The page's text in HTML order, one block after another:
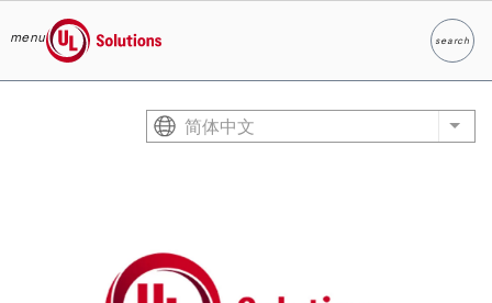
menu
UL Solutions
searchSearch
简体中文 List